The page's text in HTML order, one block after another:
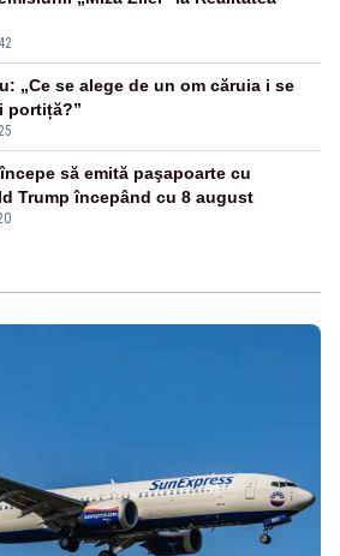
„Ce se alege de un om căruia i se
portiță?”
să emită paşapoarte cu
Trump începând cu 8 august